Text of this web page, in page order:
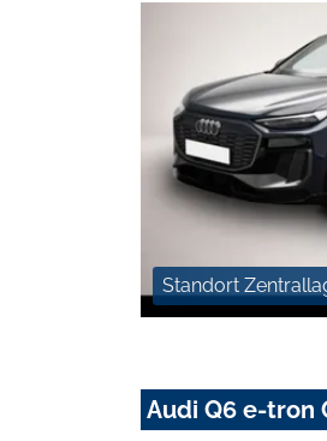
Standort
Audi Q6 e-tron